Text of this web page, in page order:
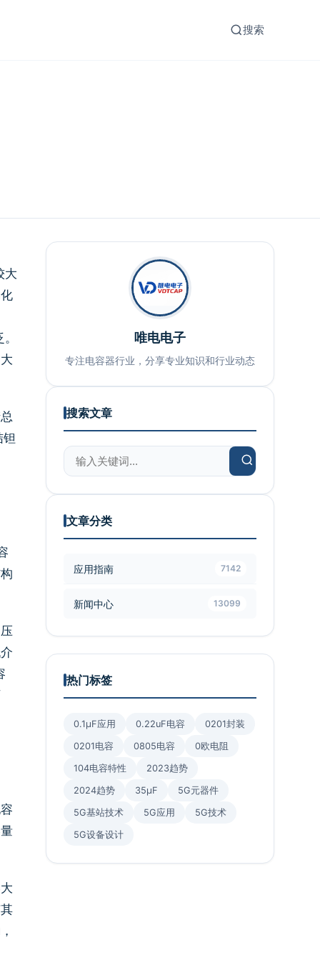
搜索
大
唯电电子
专注电容器行业，分享专业知识和行业动态
搜索文章
文章分类
应用指南 7142
新闻中心 13099
热门标签
0.1μF应用 0.22uF电容 0201封装
0201电容 0805电容 0欧电阻
104电容特性 2023趋势
2024趋势 35μF 5G元器件
5G基站技术 5G应用 5G技术
5G设备设计